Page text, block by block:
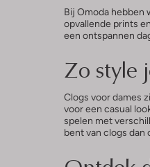
Bij Omoda hebben
opvallende prints
een ontspannen
Zo style
Clogs voor dames
voor een casual
spelen met
bent van clogs dan